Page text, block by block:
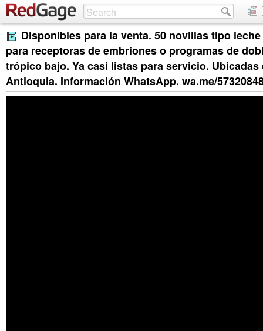
Disponibles para la venta. 50 novillas tipo
para receptoras de embriones o programas de
trópico bajo. Ya casi listas para servicio. Ubicadas
Antioquia. Información WhatsApp. wa.me/